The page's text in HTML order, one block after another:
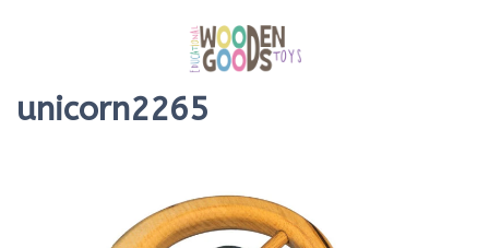
unicorn2265